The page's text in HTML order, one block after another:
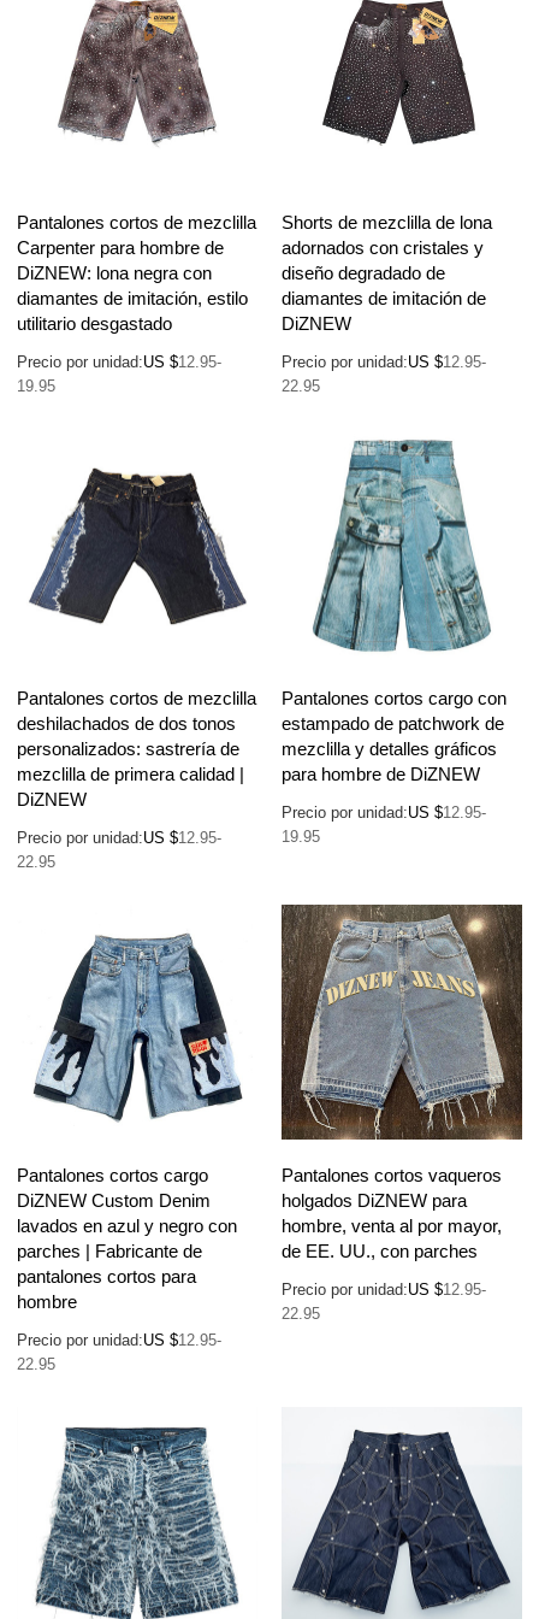
Pantalones cortos de mezclilla
Carpenter para hombre de
DiZNEW: lona negra con
diamantes de imitación, estilo
utilitario desgastado
Precio por unidad:US $12.95-
19.95
Shorts de mezclilla de lona
adornados con cristales y
diseño degradado de
diamantes de imitación de
DiZNEW
Precio por unidad:US $12.95-
22.95
Pantalones cortos de mezclilla
deshilachados de dos tonos
personalizados: sastrería de
mezclilla de primera calidad |
DiZNEW
Precio por unidad:US $12.95-
22.95
Pantalones cortos cargo con
estampado de patchwork de
mezclilla y detalles gráficos
para hombre de DiZNEW
Precio por unidad:US $12.95-
19.95
Pantalones cortos cargo
DiZNEW Custom Denim
lavados en azul y negro con
parches | Fabricante de
pantalones cortos para
hombre
Precio por unidad:US $12.95-
22.95
Pantalones cortos vaqueros
holgados DiZNEW para
hombre, venta al por mayor,
de EE. UU., con parches
Precio por unidad:US $12.95-
22.95